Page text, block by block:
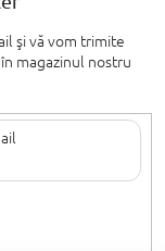
şi vă vom trimite
magazinul nostru